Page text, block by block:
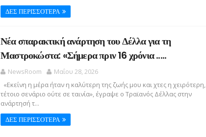
ΔΕΣ ΠΕΡΙΣΣΟΤΕΡΑ
Νέα σπαρακτική ανάρτηση του Δέλλα για τη
Μαστροκώστα: «Σήμερα πριν 16 χρόνια .....
NewsRoom
Μαΐου 28, 2026
«Εκείνη η μέρα ήταν η καλύτερη της ζωής μου και χτες η χειρότερη,
τέτοιο σενάριο ούτε σε ταινία», έγραψε ο Τραϊανός Δέλλας στην
ανάρτησή τ...
ΔΕΣ ΠΕΡΙΣΣΟΤΕΡΑ